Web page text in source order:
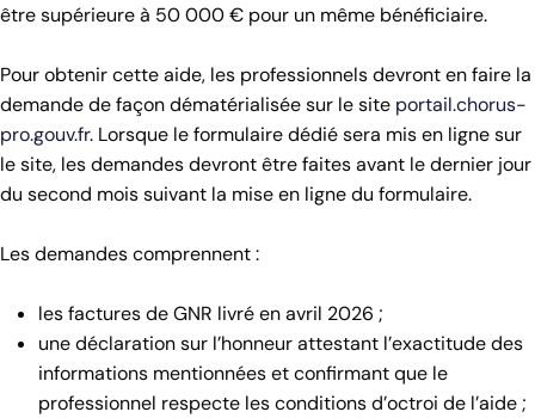
être supérieure à 50 000 € pour un même bénéficiaire.
Pour obtenir cette aide, les professionnels devront en faire la
demande de façon dématérialisée sur le site portail.chorus-
pro.gouv.fr. Lorsque le formulaire dédié sera mis en ligne sur
le site, les demandes devront être faites avant le dernier jour
du second mois suivant la mise en ligne du formulaire.
Les demandes comprennent :
les factures de GNR livré en avril 2026 ;
une déclaration sur l’honneur attestant l’exactitude des
informations mentionnées et confirmant que le
professionnel respecte les conditions d’octroi de l’aide ;